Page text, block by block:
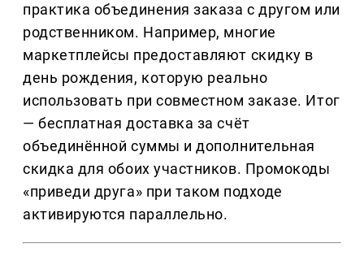
практика объединения заказа с другом или
родственником. Например, многие
маркетплейсы предоставляют скидку в
день рождения, которую реально
использовать при совместном заказе. Итог
— бесплатная доставка за счёт
объединённой суммы и дополнительная
скидка для обоих участников. Промокоды
«приведи друга» при таком подходе
активируются параллельно.